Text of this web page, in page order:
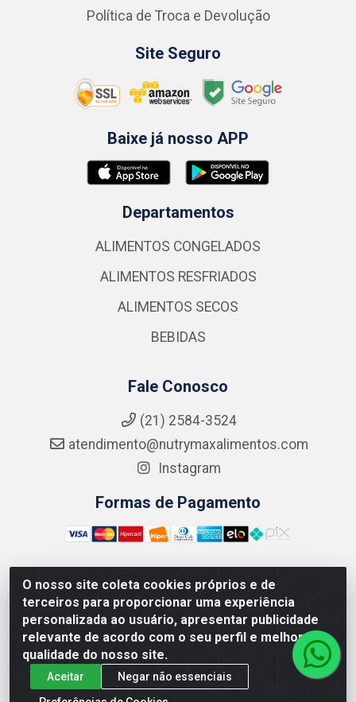
O nosso site coleta cookies próprios e de
terceiros para proporcionar uma experiência
personalizada ao usuário, apresentar publicidade
relevante de acordo com o seu perfil e melhorar a
qualidade do nosso site.
Aceitar
Negar não essenciais
Política de Troca e Devolução
Site Seguro
Baixe já nosso APP
Departamentos
ALIMENTOS CONGELADOS
ALIMENTOS RESFRIADOS
ALIMENTOS SECOS
BEBIDAS
Fale Conosco
(21) 2584-3524
atendimento@nutrymaxalimentos.com
Instagram
Formas de Pagamento
NUTRY MAX COMÉRCIO DE PRODUTOS ALIMENTICIOS
LTDA - RUA DO FEIJÃO, 721 PENHA CIRCULAR/RJ -
CNPJ: 15.796.122/0001-03